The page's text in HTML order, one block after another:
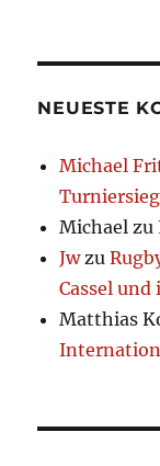
NEUESTE
Michael
Michael zu
Jwzu
Cassel
Matthias